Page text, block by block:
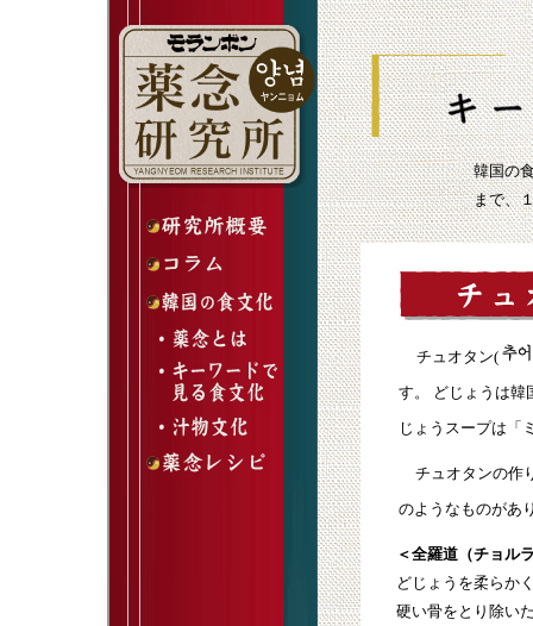
韓国の
まで、
チュオタン(
す。 どじょうは韓
じょうスープは「
チュオタンの作
のようなものがあ
＜全羅道（チョル
どじょうを柔らか
硬い骨をとり除い